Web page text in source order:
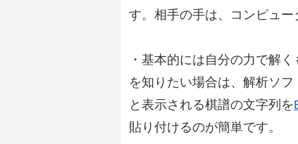
す。相手の手は、コンピュー
・基本的には自分の力で解
を知りたい場合は、解析ソフ
と表示される棋譜の文字列を
貼り付けるのが簡単です。